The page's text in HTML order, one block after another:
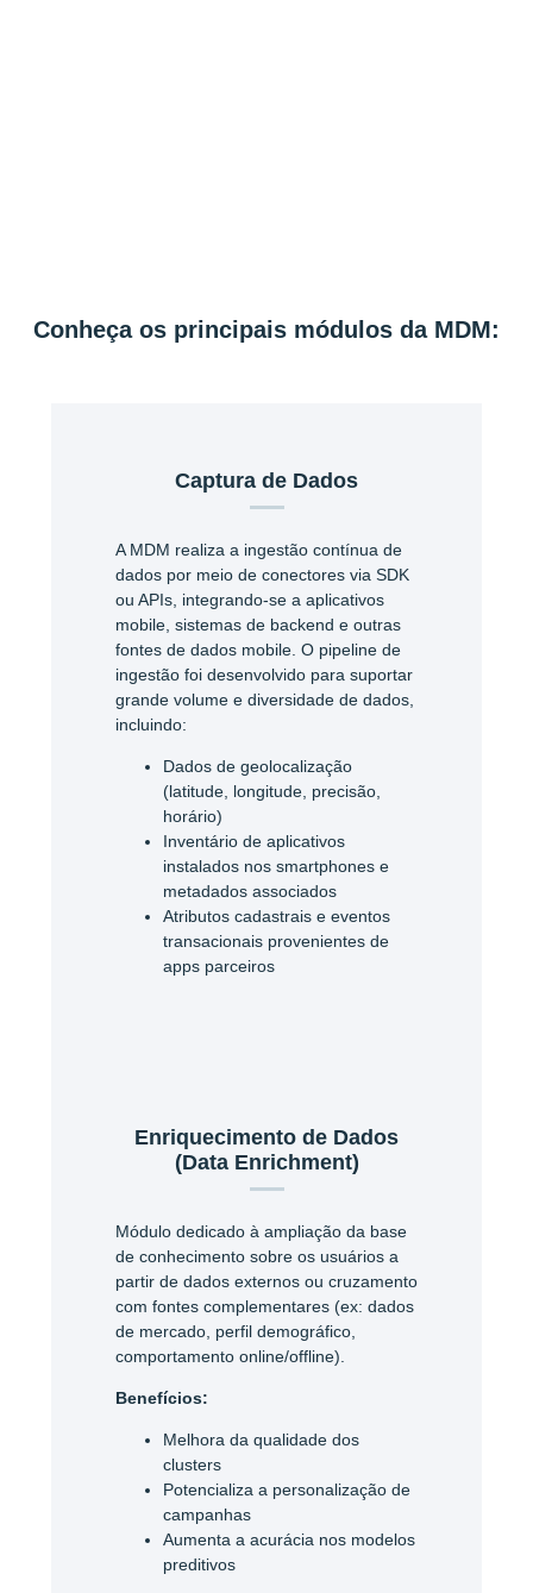
Conheça os principais módulos da MDM:
Captura de Dados
A MDM realiza a ingestão contínua de
dados por meio de conectores via SDK
ou APIs, integrando-se a aplicativos
mobile, sistemas de backend e outras
fontes de dados mobile. O pipeline de
ingestão foi desenvolvido para suportar
grande volume e diversidade de dados,
incluindo:
Dados de geolocalização
(latitude, longitude, precisão,
horário)
Inventário de aplicativos
instalados nos smartphones e
metadados associados
Atributos cadastrais e eventos
transacionais provenientes de
apps parceiros
Enriquecimento de Dados
(Data Enrichment)
Módulo dedicado à ampliação da base
de conhecimento sobre os usuários a
partir de dados externos ou cruzamento
com fontes complementares (ex: dados
de mercado, perfil demográfico,
comportamento online/offline).
Benefícios:
Melhora da qualidade dos
clusters
Potencializa a personalização de
campanhas
Aumenta a acurácia nos modelos
preditivos